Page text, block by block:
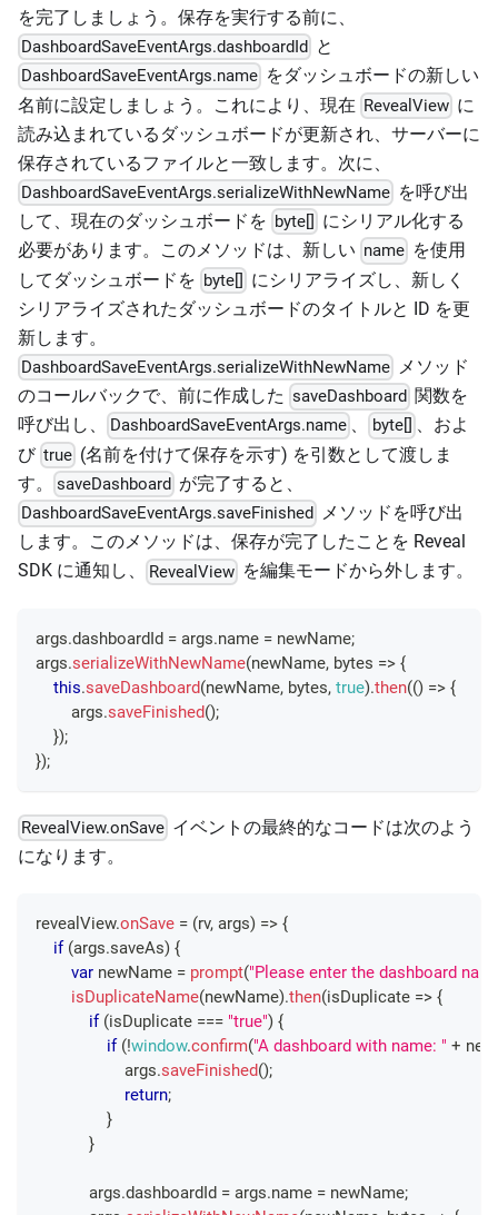
を完了しましょう。保存を実行する前に、
DashboardSaveEventArgs.dashboardId と
DashboardSaveEventArgs.name をダッシュボードの新しい
名前に設定しましょう。これにより、現在 RevealView に
読み込まれているダッシュボードが更新され、サーバーに
保存されているファイルと一致します。次に、
DashboardSaveEventArgs.serializeWithNewName を呼び出
して、現在のダッシュボードを byte[] にシリアル化する
必要があります。このメソッドは、新しい name を使用
してダッシュボードを byte[] にシリアライズし、新しく
シリアライズされたダッシュボードのタイトルと ID を更
新します。
DashboardSaveEventArgs.serializeWithNewName メソッド
のコールバックで、前に作成した saveDashboard 関数を
呼び出し、
DashboardSaveEventArgs.name 、 byte[]
、およ
び true (名前を付けて保存を示す) を引数として渡しま
す。
saveDashboard が完了すると、
DashboardSaveEventArgs.saveFinished
メソッドを呼び出
します。このメソッドは、保存が完了したことを Reveal
SDK に通知し、
RevealView を編集モードから外します。
args.dashboardId = args.name = newName;
args.serializeWithNewName(newName, bytes => {
this.saveDashboard(newName, bytes, true).then(() => {
        args
.saveFinished();
});
});
RevealView.onSave イベントの最終的なコードは次のよう
になります。
revealView.onSave = (rv, args) => {
if (args.saveAs) {
var newName = prompt("Please enter the dashboard
isDuplicateName(newName).then(isDuplicate => {
if (isDuplicate === "true") {
if (!window.confirm("A dashboard with name: " +
                    args
.saveFinished();
return;
}
}
            args
.dashboardId = args.name = newName;